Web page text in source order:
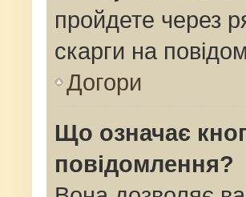
пройдете через
скарги на
Догори
Що означає
повідомлення?